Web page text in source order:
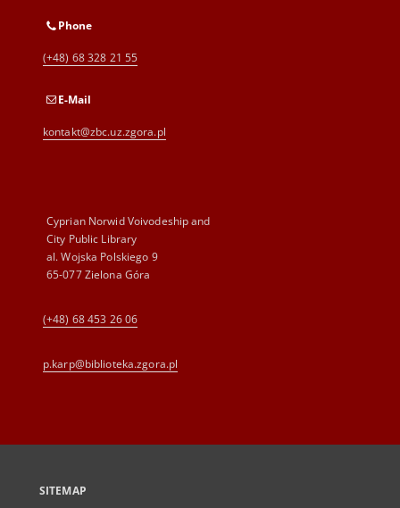
Phone
(+48) 68 328 21 55
E-Mail
kontakt@zbc.uz.zgora.pl
Cyprian Norwid Voivodeship and
City Public Library
al. Wojska Polskiego 9
65-077 Zielona Góra
(+48) 68 453 26 06
p.karp@biblioteka.zgora.pl
SITEMAP